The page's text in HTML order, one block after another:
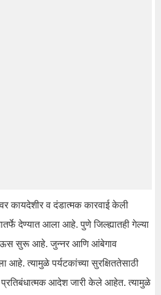
कायदेशीर व दंडात्मक कारवाई केली
देण्यात आला आहे. पुणे जिल्ह्यातही गेल्या
सुरू आहे. जुन्नर आणि आंबेगाव
आहे. त्यामुळे पर्यटकांच्या सुरक्षिततेसाठी
प्रतिबंधात्मक आदेश जारी केले आहेत. त्यामुळे